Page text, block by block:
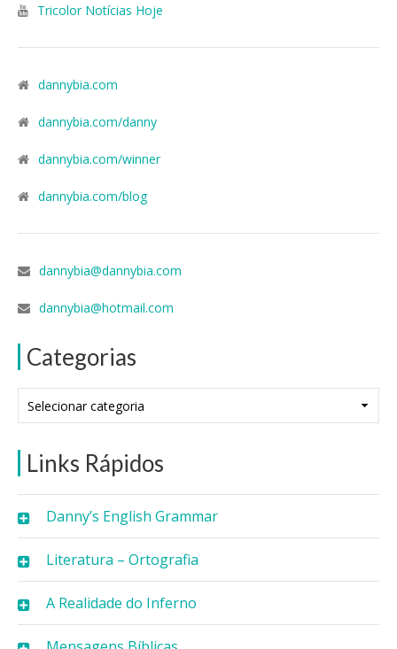
Tricolor Notícias Hoje
dannybia.com
dannybia.com/danny
dannybia.com/winner
dannybia.com/blog
dannybia@dannybia.com
dannybia@hotmail.com
Categorias
Links Rápidos
Danny’s English Grammar
Literatura – Ortografia
A Realidade do Inferno